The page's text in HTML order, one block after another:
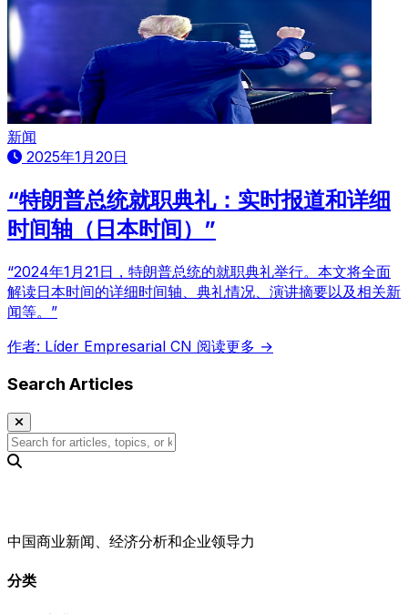
新闻
2025年1月20日
“特朗普总统就职典礼：实时报道和详细
时间轴（日本时间）”
“2024年1月21日，特朗普总统的就职典礼举行。本文将全面
解读日本时间的详细时间轴、典礼情况、演讲摘要以及相关新
闻等。”
作者: Líder Empresarial CN 阅读更多 →
Search Articles
中国商业新闻、经济分析和企业领导力
分类